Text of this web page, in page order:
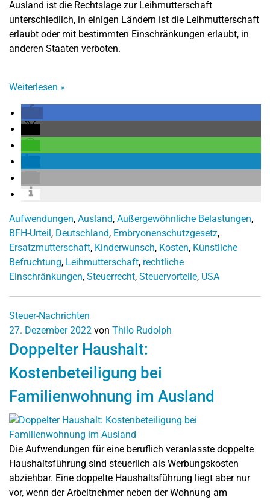
Ausland ist die Rechtslage zur Leihmutterschaft
unterschiedlich, in einigen Ländern ist die Leihmutterschaft
erlaubt oder mit bestimmten Einschränkungen erlaubt, in
anderen Staaten verboten.
Weiterlesen »
Aufwendungen, Ausland, Außergewöhnliche Belastungen,
BFH-Urteil, Deutschland, Embryonenschutzgesetz,
Ersatzmutterschaft, Kinderwunsch, Kosten, Künstliche
Befruchtung, Leihmutterschaft, rechtliche
Einschränkungen, Steuerrecht, Steuervorteile, USA
Steuer-Nachrichten
27. Dezember 2022 von Thilo Rudolph
Doppelter Haushalt:
Kostenbeteiligung bei
Familienwohnung im Ausland
Die Aufwendungen für eine beruflich veranlasste doppelte
Haushaltsführung sind steuerlich als Werbungskosten
abziehbar. Eine doppelte Haushaltsführung liegt aber nur
vor, wenn der Arbeitnehmer neben der Wohnung am